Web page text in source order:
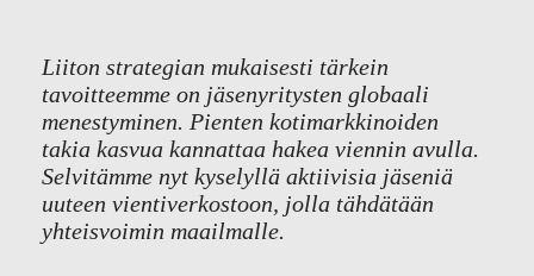
Liiton strategian mukaisesti tärkein
tavoitteemme on jäsenyritysten globaali
menestyminen. Pienten kotimarkkinoiden
takia kasvua kannattaa hakea viennin avulla.
Selvitämme nyt kyselyllä aktiivisia jäseniä
uuteen vientiverkostoon, jolla tähdätään
yhteisvoimin maailmalle.